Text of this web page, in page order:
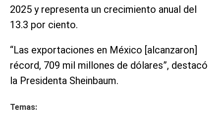
2025 y representa un crecimiento anual del
13.3 por ciento.
“Las exportaciones en México [alcanzaron]
récord, 709 mil millones de dólares”, destacó
la Presidenta Sheinbaum.
Temas: